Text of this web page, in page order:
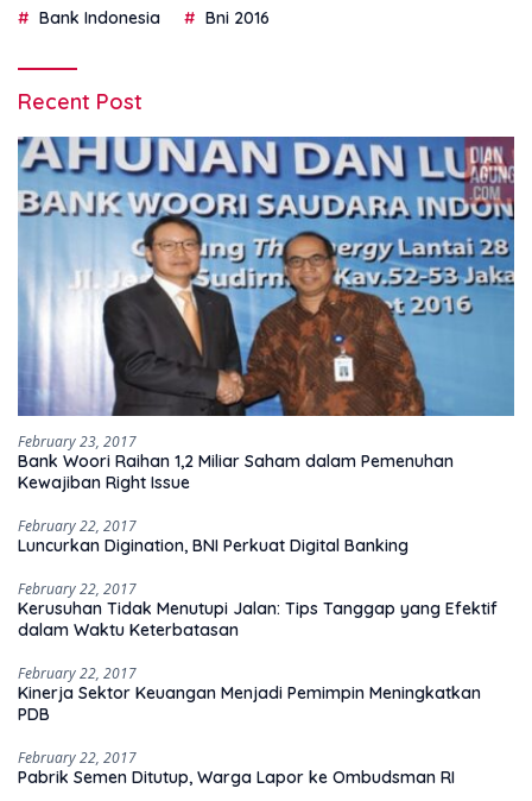
Bank Indonesia Bni 2016
Recent Post
February 23, 2017
Bank Woori Raihan 1,2 Miliar Saham dalam Pemenuhan
Kewajiban Right Issue
February 22, 2017
Luncurkan Digination, BNI Perkuat Digital Banking
February 22, 2017
Kerusuhan Tidak Menutupi Jalan: Tips Tanggap yang Efektif
dalam Waktu Keterbatasan
February 22, 2017
Kinerja Sektor Keuangan Menjadi Pemimpin Meningkatkan
PDB
February 22, 2017
Pabrik Semen Ditutup, Warga Lapor ke Ombudsman RI